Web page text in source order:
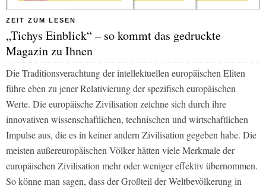
ZEIT ZUM LESEN
„Tichys Einblick“ – so kommt das gedruckte
Magazin zu Ihnen
Die Traditionsverachtung der intellektuellen europäischen Eliten
führe eben zu jener Relativierung der spezifisch europäischen
Werte. Die europäische Zivilisation zeichne sich durch ihre
innovativen wissenschaftlichen, technischen und wirtschaftlichen
Impulse aus, die es in keiner andern Zivilisation gegeben habe. Die
meisten außereuropäischen Völker hätten viele Merkmale der
europäischen Zivilisation mehr oder weniger effektiv übernommen.
So könne man sagen, dass der Großteil der Weltbevölkerung in